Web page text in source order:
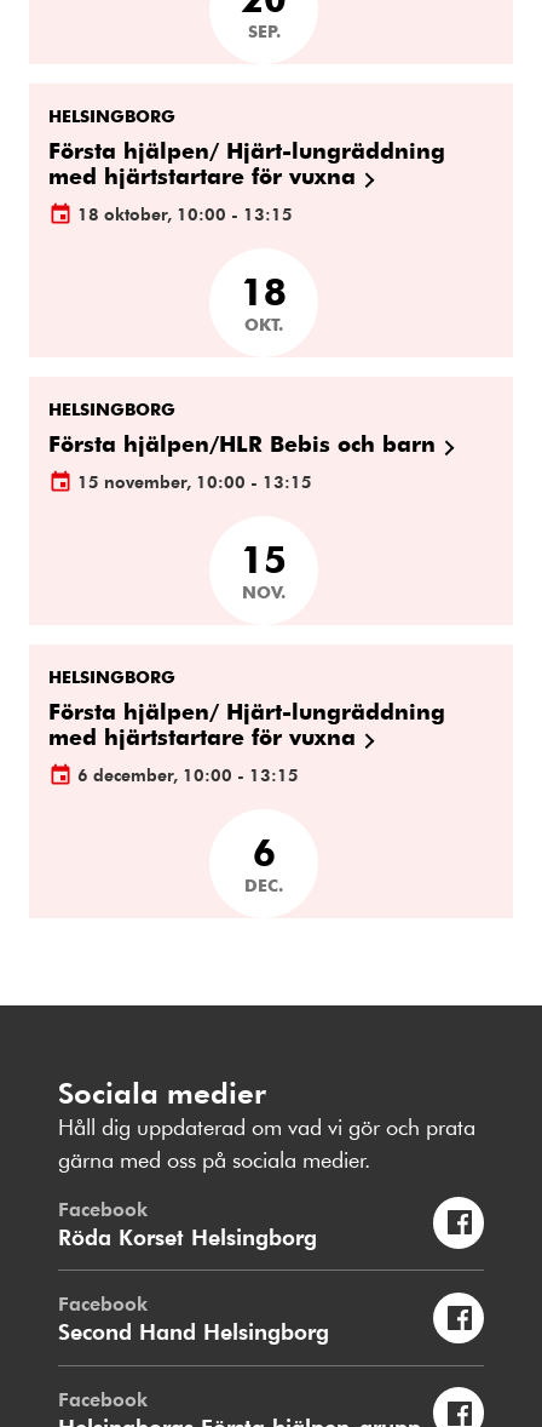
SEP.
HELSINGBORG
Första hjälpen/ Hjärt-lungräddning
med hjärtstartare för vuxna
18 oktober, 10:00 - 13:15
18
OKT.
HELSINGBORG
Första hjälpen/HLR Bebis och barn
15 november, 10:00 - 13:15
15
NOV.
HELSINGBORG
Första hjälpen/ Hjärt-lungräddning
med hjärtstartare för vuxna
6 december, 10:00 - 13:15
6
DEC.
Sociala medier
Håll dig uppdaterad om vad vi gör och prata
gärna med oss på sociala medier.
Facebook
Röda Korset Helsingborg
Facebook
Second Hand Helsingborg
Facebook